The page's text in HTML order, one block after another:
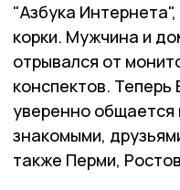
"Азбука
корки. Мужчина и
отрывался от
конспектов. Теперь
уверенно общается
знакомыми,
также Перми,